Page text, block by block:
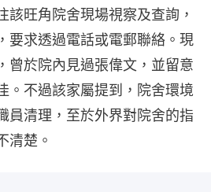
該旺角院舍現場視察及查詢，
要求透過電話或電郵聯絡。現
曾於院內見過張偉文，並留意
。不過該家屬提到，院舍環境
員清理，至於外界對院舍的指
清楚。